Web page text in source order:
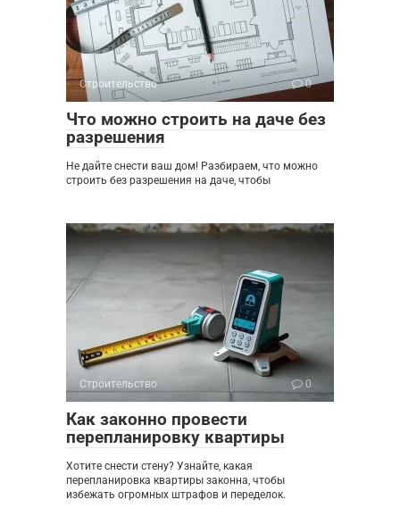
Строительство 0
Что можно строить на даче без
разрешения
Не дайте снести ваш дом! Разбираем, что можно
строить без разрешения на даче, чтобы
Строительство 0
Как законно провести
перепланировку квартиры
Хотите снести стену? Узнайте, какая
перепланировка квартиры законна, чтобы
избежать огромных штрафов и переделок.